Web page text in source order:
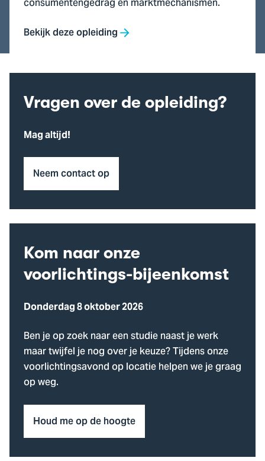
Bekijk deze opleiding
Vragen over de opleiding?
Mag altijd!
Neem contact op
Kom naar onze
voorlichtings-bijeenkomst
Donderdag 8 oktober 2026
Ben je op zoek naar een studie naast je werk
maar twijfel je nog over je keuze? Tijdens onze
voorlichtingsavond op locatie helpen we je graag
op weg.
Houd me op de hoogte